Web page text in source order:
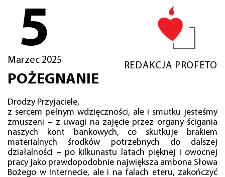
5
Marzec 2025
REDAKCJA PROFETO
POŻEGNANIE
Drodzy Przyjaciele,
z sercem pełnym wdzięczności, ale i smutku jesteśmy
zmuszeni – z uwagi na zajęcie przez organy ścigania
naszych kont bankowych, co skutkuje brakiem
materialnych środków potrzebnych do dalszej
działalności – po kilkunastu latach pięknej i owocnej
pracy jako prawdopodobnie największa ambona Słowa
Bożego w Internecie, ale i na falach eteru, zakończyć